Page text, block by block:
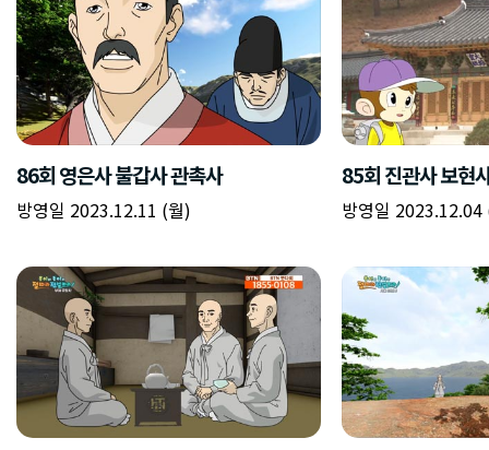
86회 영은사 불갑사 관촉사
방영일 2023.12.11 (월)
85회 진관사 보현
방영일 2023.12.04